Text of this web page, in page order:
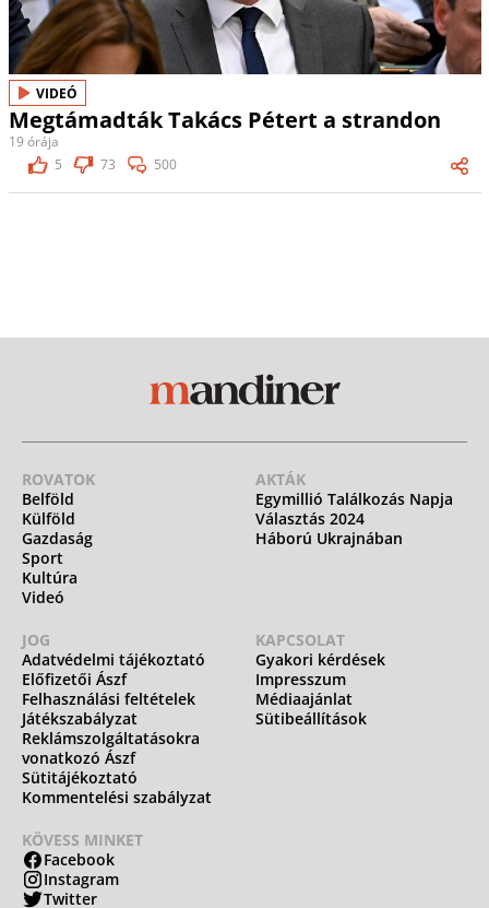
VIDEÓ
Megtámadták Takács Pétert a strandon
19 órája
5
73 500
ROVATOK
Belföld
Külföld
Gazdaság
Sport
Kultúra
Videó
AKTÁK
Egymillió Találkozás Napja
Választás 2024
Háború Ukrajnában
JOG
Adatvédelmi tájékoztató
Előfizetői Ászf
Felhasználási feltételek
Játékszabályzat
Reklámszolgáltatásokra
vonatkozó Ászf
Sütitájékoztató
Kommentelési szabályzat
KAPCSOLAT
Gyakori kérdések
Impresszum
Médiaajánlat
Sütibeállítások
KÖVESS MINKET
Facebook
Instagram
Twitter